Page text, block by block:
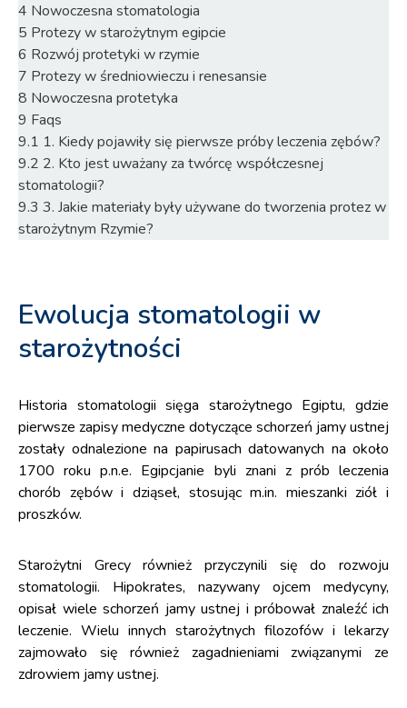
4 Nowoczesna stomatologia
5 Protezy w starożytnym egipcie
6 Rozwój protetyki w rzymie
7 Protezy w średniowieczu i renesansie
8 Nowoczesna protetyka
9 Faqs
9.1 1. Kiedy pojawiły się pierwsze próby leczenia zębów?
9.2 2. Kto jest uważany za twórcę współczesnej
stomatologii?
9.3 3. Jakie materiały były używane do tworzenia protez w
starożytnym Rzymie?
Ewolucja stomatologii w
starożytności
Historia stomatologii sięga starożytnego Egiptu, gdzie
pierwsze zapisy medyczne dotyczące schorzeń jamy ustnej
zostały odnalezione na papirusach datowanych na około
1700 roku p.n.e. Egipcjanie byli znani z prób leczenia
chorób zębów i dziąseł, stosując m.in. mieszanki ziół i
proszków.
Starożytni Grecy również przyczynili się do rozwoju
stomatologii. Hipokrates, nazywany ojcem medycyny,
opisał wiele schorzeń jamy ustnej i próbował znaleźć ich
leczenie. Wielu innych starożytnych filozofów i lekarzy
zajmowało się również zagadnieniami związanymi ze
zdrowiem jamy ustnej.